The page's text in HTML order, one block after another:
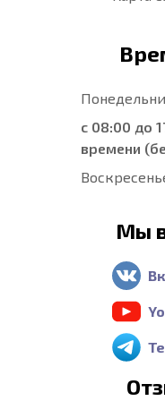
с 08:00 до
времени
Мы